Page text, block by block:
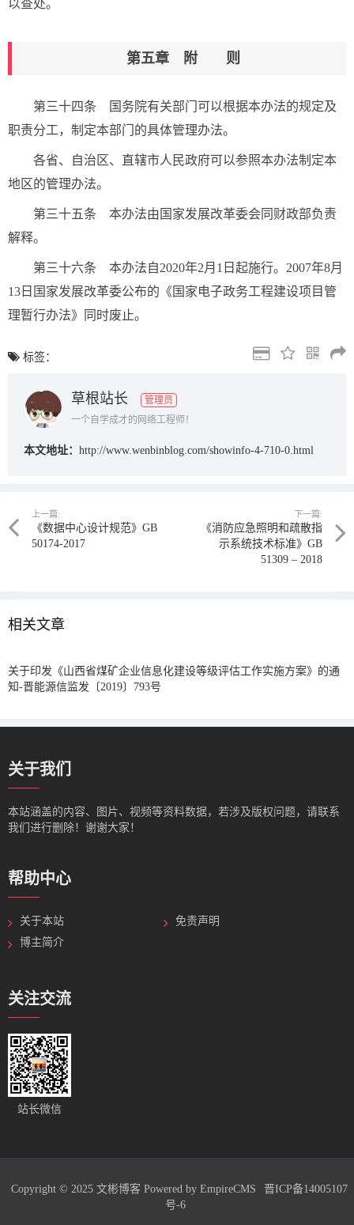
以查处。
第五章 附 则
第三十四条 国务院有关部门可以根据本办法的规定及
职责分工，制定本部门的具体管理办法。
各省、自治区、直辖市人民政府可以参照本办法制定本
地区的管理办法。
第三十五条 本办法由国家发展改革委会同财政部负责
解释。
第三十六条 本办法自2020年2月1日起施行。2007年8月
13日国家发展改革委公布的《国家电子政务工程建设项目管
理暂行办法》同时废止。
标签：
草根站长
管理员
一个自学成才的网络工程师！
本文地址： http://www.wenbinblog.com/showinfo-4-710-0.html
上一篇:
《数据中心设计规范》GB
50174-2017
下一篇:
《消防应急照明和疏散指
示系统技术标准》GB
51309 – 2018
相关文章
关于印发《山西省煤矿企业信息化建设等级评估工作实施方案》的通
知-晋能源信监发〔2019〕793号
关于我们
本站涵盖的内容、图片、视频等资料数据，若涉及版权问题，请联系
我们进行删除！谢谢大家！
帮助中心
关于本站
免责声明
博主简介
关注交流
站长微信
Copyright © 2025 文彬博客Powered by EmpireCMS
晋ICP备14005107
号-6